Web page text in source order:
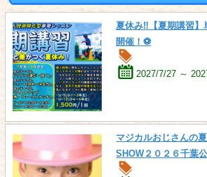
夏休み‼【夏期講習
開催！⚽
2027/7/27 ～
マジカルおじさんの
SHOW２０２６千葉